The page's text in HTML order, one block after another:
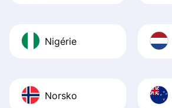
Nigérie
Norsko